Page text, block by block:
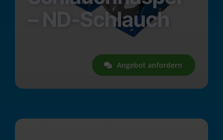
– ND-Schlauch
Angebot anfordern